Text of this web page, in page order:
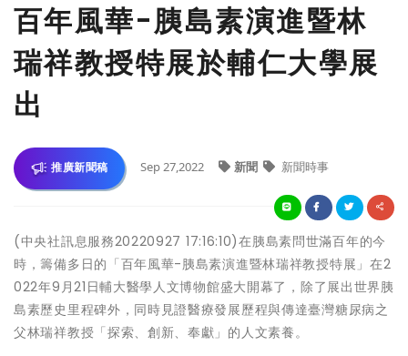
百年風華-胰島素演進暨林
瑞祥教授特展於輔仁大學展
出
推廣新聞稿 Sep 27,2022 新聞 新聞時事
(中央社訊息服務20220927 17:16:10)在胰島素問世滿百年的今
時，籌備多日的「百年風華-胰島素演進暨林瑞祥教授特展」在2
022年9月21日輔大醫學人文博物館盛大開幕了，除了展出世界胰
島素歷史里程碑外，同時見證醫療發展歷程與傳達臺灣糖尿病之
父林瑞祥教授「探索、創新、奉獻」的人文素養。